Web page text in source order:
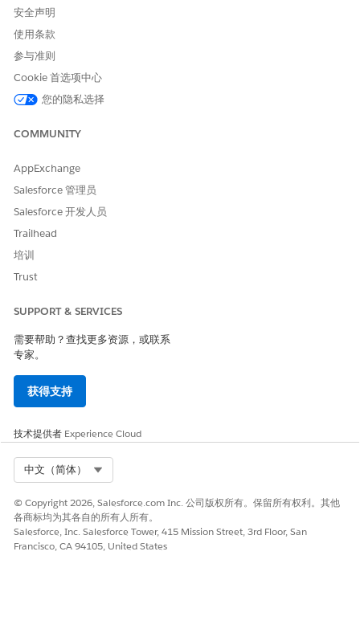
安全声明
使用条款
参与准则
Cookie 首选项中心
您的隐私选择
COMMUNITY
AppExchange
Salesforce 管理员
Salesforce 开发人员
Trailhead
培训
Trust
SUPPORT & SERVICES
需要帮助？查找更多资源，或联系
专家。
获得支持
技术提供者 Experience Cloud
中文（简体）
© Copyright 2026, Salesforce.com Inc. 公司版权所有。保留所有权利。其他
各商标均为其各自的所有人所有。
Salesforce, Inc. Salesforce Tower, 415 Mission Street, 3rd Floor, San
Francisco, CA 94105, United States